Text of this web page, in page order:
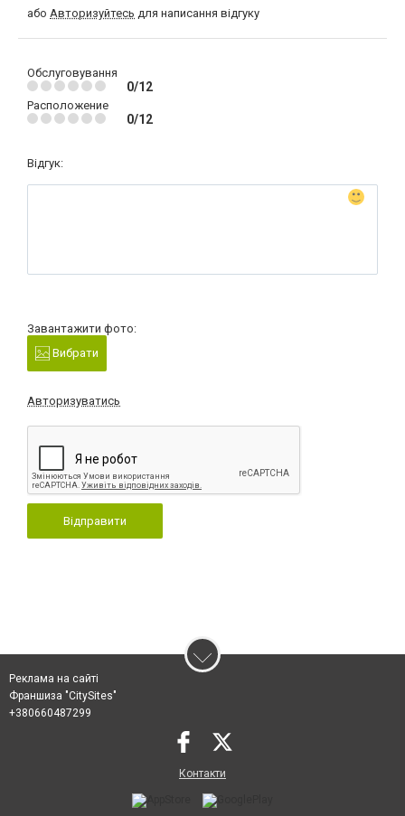
або Авторизуйтесь для написання відгуку
Обслуговування
0/12
Расположение
0/12
Відгук:
Завантажити фото:
Вибрати
Авторизуватись
Відправити
Реклама на сайті
Франшиза "CitySites"
+380660487299
Контакти